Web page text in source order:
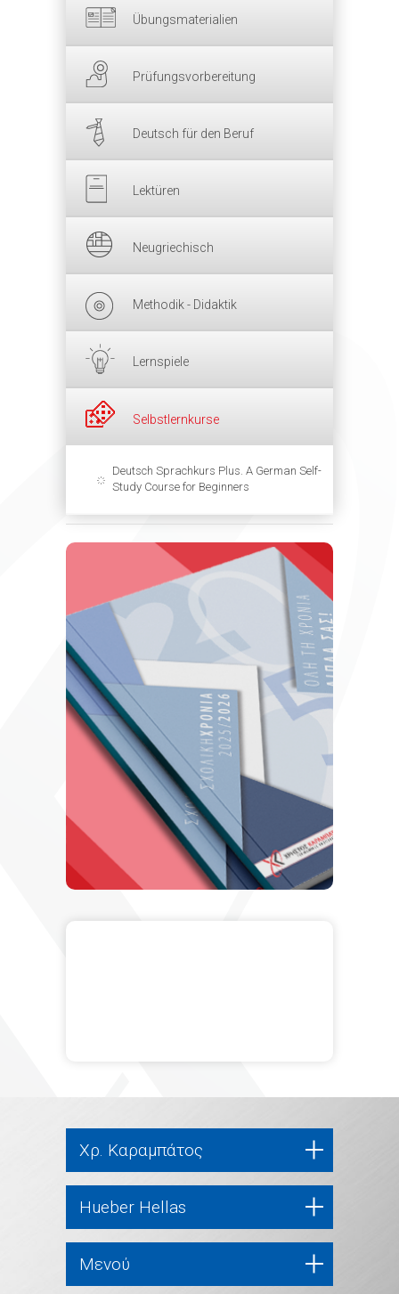
Übungsmaterialien
Prüfungsvorbereitung
Deutsch für den Beruf
Lektüren
Neugriechisch
Methodik - Didaktik
Lernspiele
Selbstlernkurse
Deutsch Sprachkurs Plus. A German Self-
Study Course for Beginners
Χρ. Καραμπάτος
Hueber Hellas
Μενού